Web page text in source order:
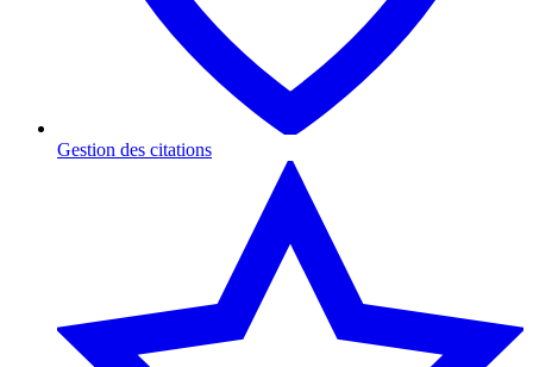
Gestion des citations